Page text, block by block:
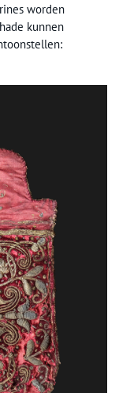
worden
kunnen